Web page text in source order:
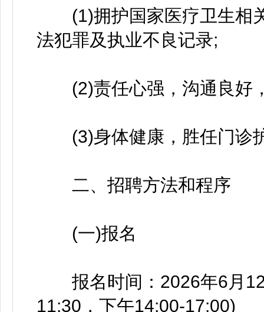
(1)拥护国家医疗卫生相
法犯罪及执业不良记录;
(2)责任心强，沟通良好
(3)身体健康，胜任门诊
二、招聘方法和程序
(一)报名
报名时间：2026年6月12
11:30，下午14:00-17:00)